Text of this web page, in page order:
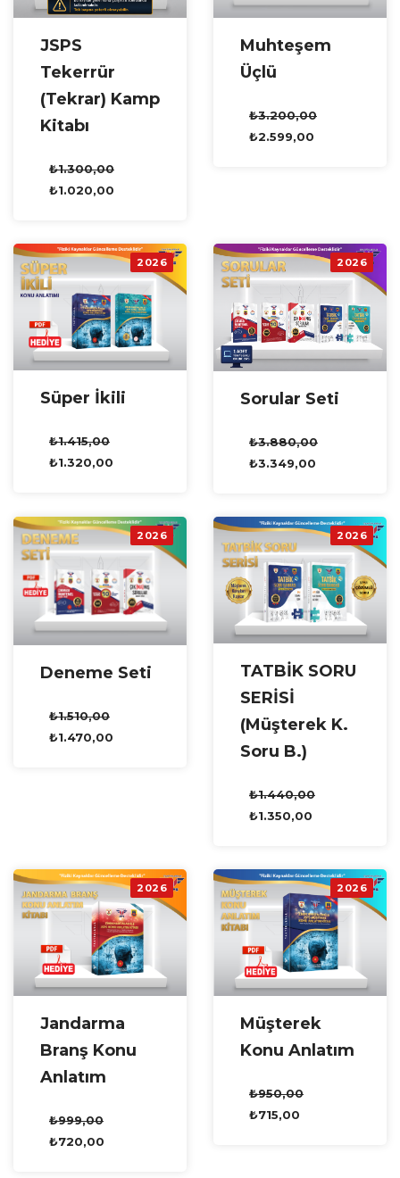
JSPS
Tekerrür
(Tekrar) Kamp
Kitabı
₺1.300,00
₺1.020,00
Muhteşem
Üçlü
₺3.200,00
₺2.599,00
2026
Süper İkili
₺1.415,00
₺1.320,00
2026
Sorular Seti
₺3.880,00
₺3.349,00
2026
Deneme Seti
₺1.510,00
₺1.470,00
2026
TATBİK SORU
SERİSİ
(Müşterek K.
Soru B.)
₺1.440,00
₺1.350,00
2026
Jandarma
Branş Konu
Anlatım
₺999,00
₺720,00
2026
Müşterek
Konu Anlatım
₺950,00
₺715,00